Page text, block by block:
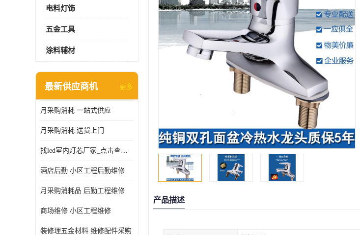
电料灯饰
五金工具
涂料辅材
最新供应商机 更多
月采购消耗 一站式供应
月采购消耗 送货上门
找led室内灯芯厂家_点击查看更多
酒店后勤 小区工程后勤维修
月采购消耗品 后勤工程维修
商场维修 小区工程维修
装修理五金材料 维修配件采购
产品描述